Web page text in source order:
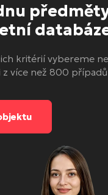
kritérií vybereme
více než 800